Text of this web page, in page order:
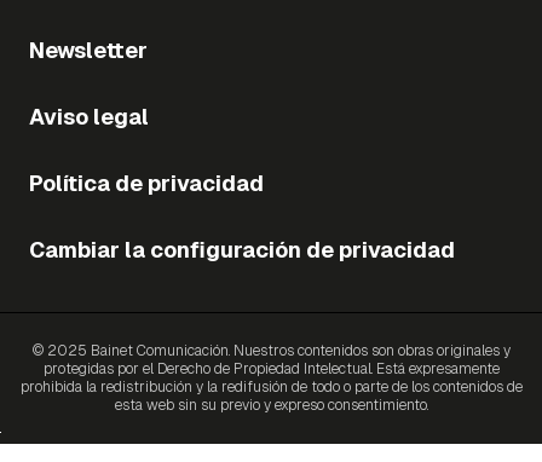
Newsletter
Aviso legal
Política de privacidad
Cambiar la configuración de privacidad
© 2025 Bainet Comunicación. Nuestros contenidos son obras originales y
protegidas por el Derecho de Propiedad Intelectual. Está expresamente
prohibida la redistribución y la redifusión de todo o parte de los contenidos de
esta web sin su previo y expreso consentimiento.